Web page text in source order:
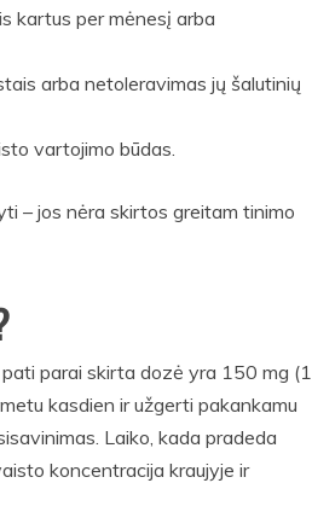
kartus per mėnesį arba
arba netoleravimas jų šalutinių
vartojimo būdas.
– jos nėra skirtos greitam tinimo
parai skirta dozė yra 150 mg (1
kasdien ir užgerti pakankamu
Laiko, kada pradeda
koncentracija kraujyje ir